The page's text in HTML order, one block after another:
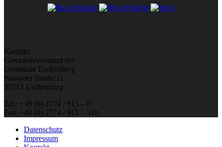
Kontakt:
Gemeindevorstand der
Gemeinde Eschenburg
Nassauer Straße 11
35713 Eschenburg
Tel.: +49 (0) 2774 / 915 – 0
Fax: +49 (0) 2774 / 915 – 310
Datenschutz
Impressum